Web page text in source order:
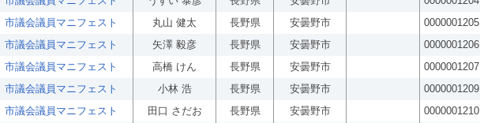
市議会議員マニフェスト 丸山 健太 長野県 安曇野市
0000001205
市議会議員マニフェスト 矢澤 毅彦 長野県 安曇野市
0000001206
市議会議員マニフェスト 高橋 けん 長野県 安曇野市
0000001207
市議会議員マニフェスト 小林 浩 長野県 安曇野市
0000001209
市議会議員マニフェスト 田口 さだお 長野県 安曇野市
0000001210